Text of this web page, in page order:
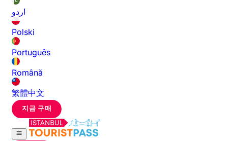
اردو
Polski
Português
Română
繁體中文
지금 구매